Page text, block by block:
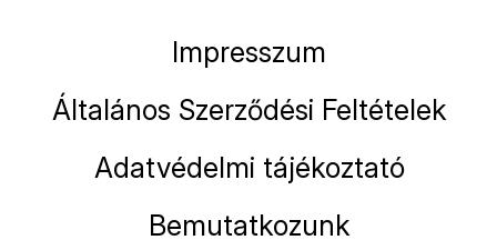
Impresszum
Általános Szerződési Feltételek
Adatvédelmi tájékoztató
Bemutatkozunk